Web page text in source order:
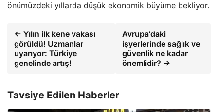
önümüzdeki yıllarda düşük ekonomik büyüme bekliyor.
← Yılın ilk kene vakası
görüldü! Uzmanlar
uyarıyor: Türkiye
genelinde artış!
Avrupa'daki
işyerlerinde sağlık ve
güvenlik ne kadar
önemlidir? →
Tavsiye Edilen Haberler